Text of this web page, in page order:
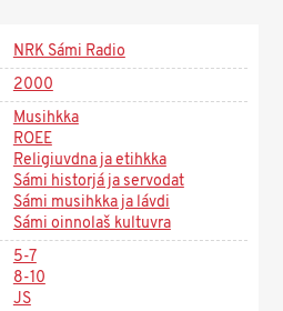
NRK Sámi Radio
2000
Musihkka
ROEE
Religiuvdna ja etihkka
Sámi historjá ja servodat
Sámi musihkka ja lávdi
Sámi oinnolaš kultuvra
5-7
8-10
JS